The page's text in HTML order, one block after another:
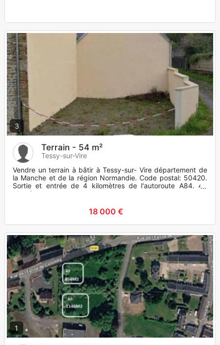
3
Terrain - 54 m²
Tessy-sur-Vire
Vendre un terrain à bâtir à Tessy-sur- Vire département de
la Manche et de la région Normandie. Code postal: 50420.
Sortie et entrée de 4 kilomètres de l'autoroute A84. 40
kilomè
18 000 €
1